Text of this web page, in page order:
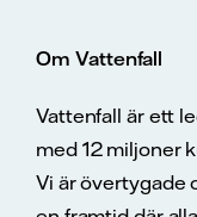
Om Vattenfall
Vattenfall är ett
med 12 miljoner
Vi är övertygade